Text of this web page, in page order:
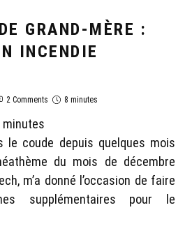
GRAND-MÈRE :
INCENDIE
2 Comments 8 minutes
minutes
le coude depuis quelques mois
du mois de décembre
m’a donné l’occasion de faire
supplémentaires pour le